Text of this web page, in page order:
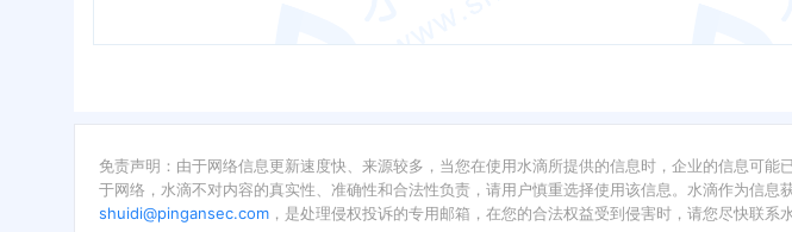
免责声明：由于网络信息更新速度快、来源较多，当您在使用水滴所提供的信息时，企业的信息可
于网络，水滴不对内容的真实性、准确性和合法性负责，请用户慎重选择使用该信息。水滴作为信
shuidi@pingansec.com ，是处理侵权投诉的专用邮箱，在您的合法权益受到侵害时，请您尽快联